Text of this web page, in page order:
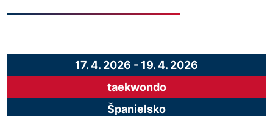
17. 4. 2026 - 19. 4. 2026
taekwondo
Španielsko